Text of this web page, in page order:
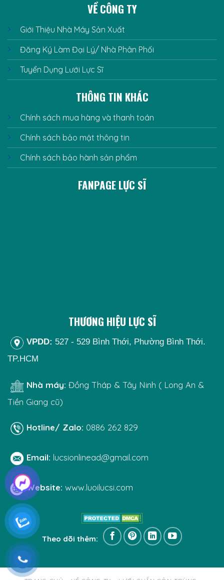
VỀ CÔNG TY
Giới Thiệu Nhà Máy Sản Xuất
Đăng Ký Làm Đại Lý/ Nhà Phân Phối
Tuyển Dụng Lưới Lực Sĩ
THÔNG TIN KHÁC
Chính sách mua hàng và thanh toán
Chính sách bảo mật thông tin
Chính sách bảo hành sản phẩm
FANPAGE LỰC SĨ
THƯƠNG HIỆU LỰC SĨ
VPDD: 527 - 529 Bình Thới, Phường Bình Thới.
TP.HCM
Nhà máy: Đồng Tháp & Tây Ninh ( Long An &
Tiền Giang cũ)
Hotline/ Zalo: 0886 262 829
Email: lucsionlinead@gmail.com
Website: www.luoilucsi.com
Theo dõi thêm: